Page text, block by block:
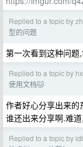
Replied to a topic by
型的问题
第一次看到这种问题
Replied to a topic by
使用文档🐱
作者好心分享出来
谁还出来分享啊.难
Replied to a topic by